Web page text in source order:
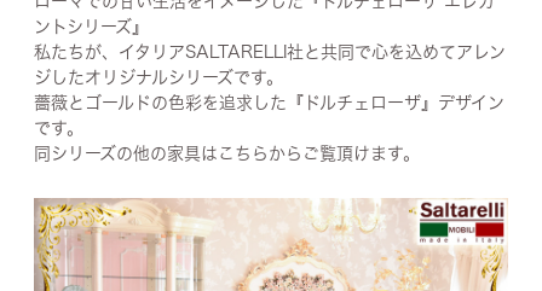
ントシリーズ』
私たちが、イタリアSALTARELLI社と共同で心を込めてアレン
ジしたオリジナルシリーズです。
薔薇とゴールドの色彩を追求した『ドルチェローザ』デザイン
です。
同シリーズの他の家具はこちらからご覧頂けます。